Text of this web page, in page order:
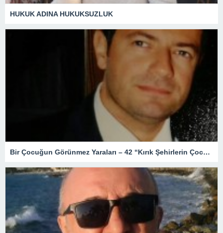
HUKUK ADINA HUKUKSUZLUK
Bir Çocuğun Görünmez Yaraları – 42 “Kırık Şehirlerin Çocukları”